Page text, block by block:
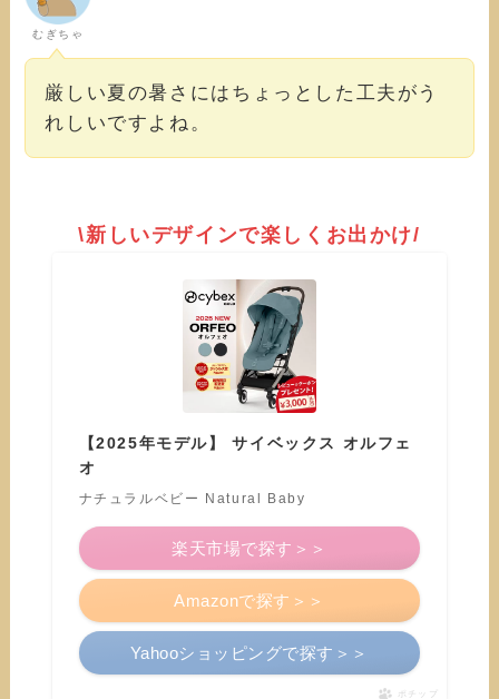
むぎちゃ
厳しい夏の暑さにはちょっとした工夫がう
れしいですよね。
\新しいデザインで楽しくお出かけ/
【2025年モデル】 サイベックス オルフェ
オ
ナチュラルベビー Natural Baby
Amazonで探す＞＞
楽天市場で探す＞＞
Yahooショッピングで探す＞＞
ポチップ